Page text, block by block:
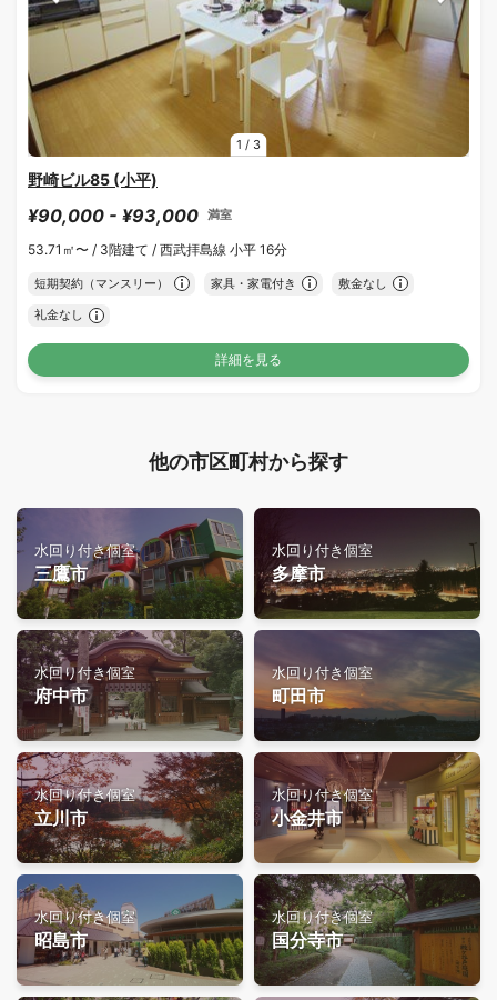
1 / 3
野崎ビル85 (小平)
¥90,000 - ¥93,000 満室
53.71㎡〜 / 3階建て / 西武拝島線 小平 16分
短期契約（マンスリー） 家具・家電付き 敷金なし
礼金なし
詳細を見る
他の市区町村から探す
水回り付き個室
三鷹市
水回り付き個室
多摩市
水回り付き個室
府中市
水回り付き個室
町田市
水回り付き個室
立川市
水回り付き個室
小金井市
水回り付き個室
昭島市
水回り付き個室
国分寺市